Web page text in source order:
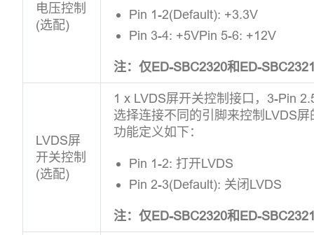
电压控制
(选配)
Pin 1-2(Default): +3.3V
Pin 3-4: +5VPin 5-6: +12V
注：仅ED-SBC2320和ED-
LVDS屏
开关控制
(选配)
1 x LVDS屏开关控制接口，3-Pin
选择连接不同的引脚来控制LVDS
功能定义如下：
Pin 1-2: 打开LVDS
Pin 2-3(Default): 关闭LVDS
注：仅ED-SBC2320和ED-